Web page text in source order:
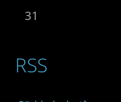
31
RSS